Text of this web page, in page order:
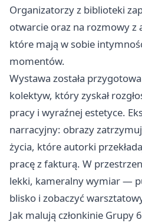
Organizatorzy z biblioteki
otwarcie oraz na rozmowy z
które mają w sobie
momentów.
Wystawa została
kolektyw, który zyskał
pracy i wyraźnej estetyce.
narracyjny: obrazy
życia, które autorki
pracę z fakturą. W
lekki, kameralny wymiar —
blisko i zobaczyć
Jak malują członkinie Grupy